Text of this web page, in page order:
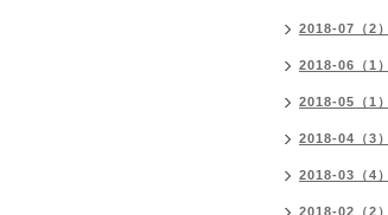
2018-07（2）
2018-06（1）
2018-05（1）
2018-04（3）
2018-03（4）
2018-02（2）